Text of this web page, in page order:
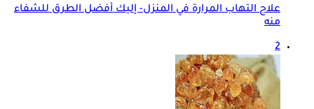
علاج التهاب المرارة في المنزل- إليك أفضل الطرق للشفاء
منه
2